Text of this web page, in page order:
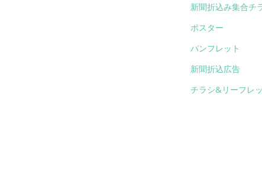
新聞折込み集合チ
ポスター
パンフレット
新聞折込広告
チラシ&リーフレ